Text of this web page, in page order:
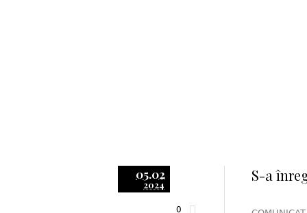
05.02
2024
0
S-a